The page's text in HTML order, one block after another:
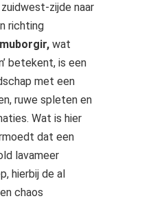
zijde naar
richting
wat
betekent, is een
met een
ruwe spleten en
Wat is hier
dat een
lavameer
hierbij de al
chaos